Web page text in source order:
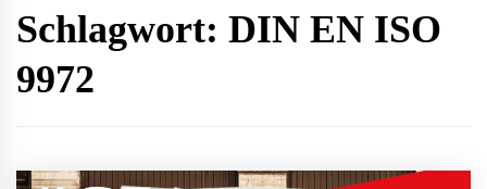
Schlagwort: DIN EN ISO
9972